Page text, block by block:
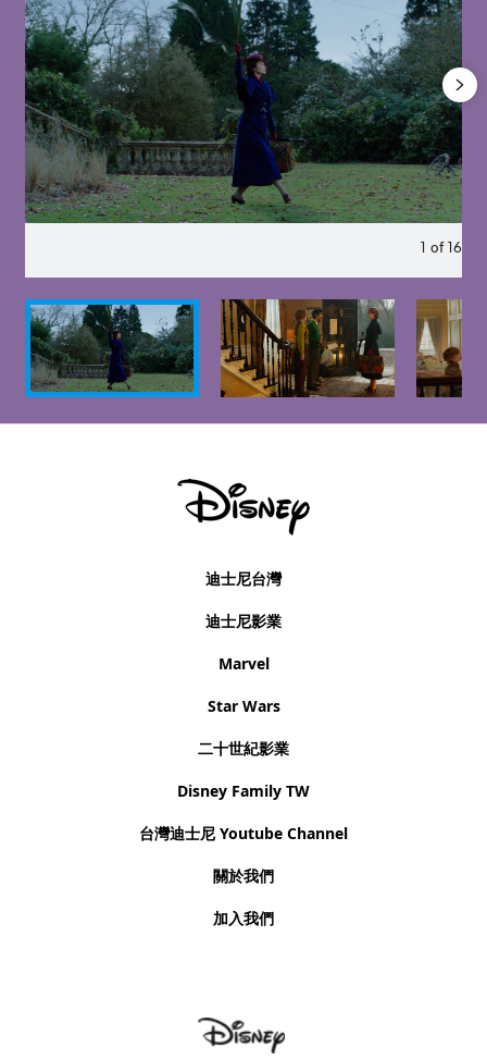
1 of 16
迪士尼台灣
迪士尼影業
Marvel
Star Wars
二十世紀影業
Disney Family TW
台灣迪士尼 Youtube Channel
關於我們
加入我們